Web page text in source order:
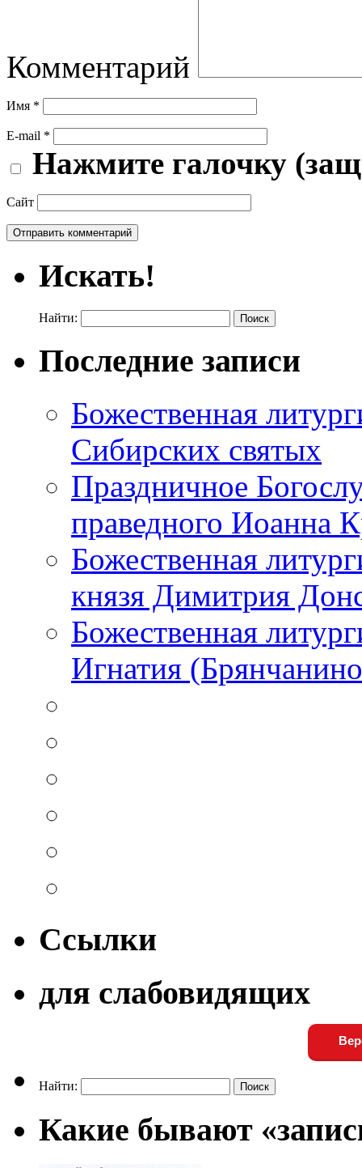
Комментарий
Имя *
E-mail *
Нажмите галочку
Сайт
Искать!
Найти:
Последние записи
Божественная
Сибирских святых
Праздничное
праведного Иоанна
Божественная
князя Димитрия
Божественная
Игнатия
Ссылки
для слабовидящих
Найти:
Какие бывают